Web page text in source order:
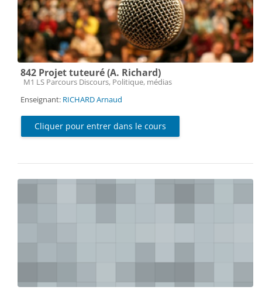
842 Projet tuteuré (A. Richard)
Catégorie de cours
M1 LS Parcours Discours, Politique, médias
Enseignant: RICHARD Arnaud
Cliquer pour entrer dans le cours